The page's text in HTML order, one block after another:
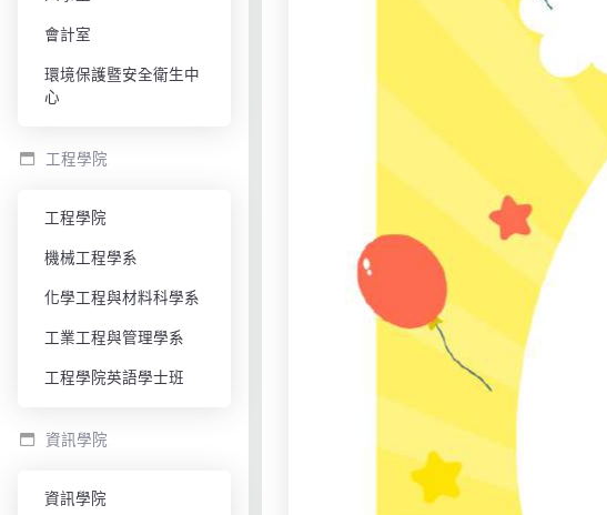
會計室
環境保護暨安全衛生中
心
工程學院
工程學院
機械工程學系
化學工程與材料科學系
工業工程與管理學系
工程學院英語學士班
資訊學院
資訊學院